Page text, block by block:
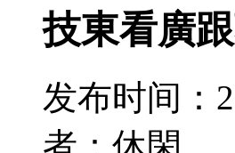
技東看廣
发布时间：
者：休閑